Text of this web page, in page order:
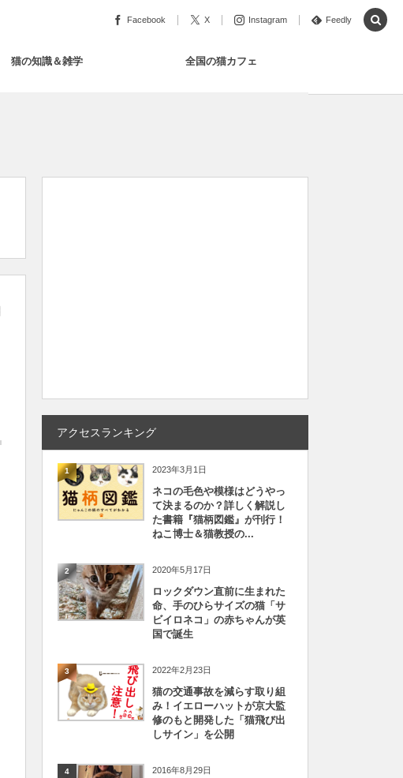
Facebook X Instagram Feedly
猫の知識＆雑学 全国の猫カフェ
アクセスランキング
1 2023年3月1日
ネコの毛色や模様はどうやっ
て決まるのか？詳しく解説し
た書籍『猫柄図鑑』が刊行！
ねこ博士＆猫教授の...
2 2020年5月17日
ロックダウン直前に生まれた
命、手のひらサイズの猫「サ
ビイロネコ」の赤ちゃんが英
国で誕生
3 2022年2月23日
猫の交通事故を減らす取り組
み！イエローハットが京大監
修のもと開発した「猫飛び出
しサイン」を公開
4 2016年8月29日